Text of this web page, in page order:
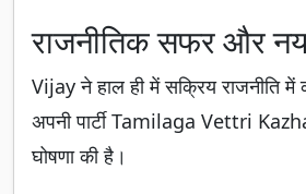
राजनीतिक सफर और
Vijay ने हाल ही में सक्रिय राजनीति
अपनी पार्टी Tamilaga Vettri
घोषणा की है।